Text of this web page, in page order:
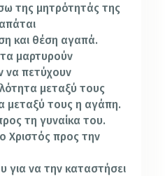
της μητρότητάς της
και θέση αγαπά.
μαρτυρούν
να πετύχουν
μεταξύ τους
μεταξύ τους η αγάπη.
τη γυναίκα του.
Χριστός προς την
για να την καταστήσει